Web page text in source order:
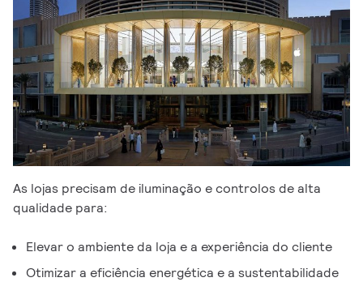
As lojas precisam de iluminação e controlos de alta
qualidade para:​​
Elevar o ambiente da loja e a experiência do cliente
Otimizar a eficiência energética e a sustentabilidade